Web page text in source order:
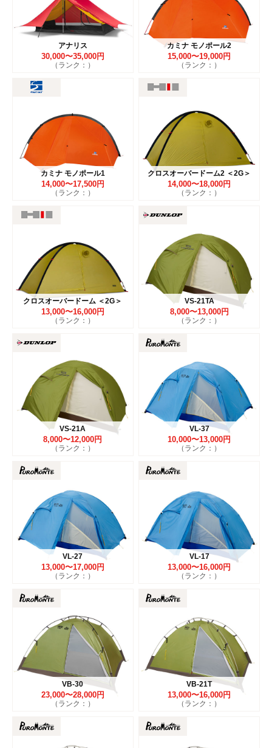
アナリス
30,000〜35,000円
（ランク：）
カミナ モノポール2
15,000〜19,000円
（ランク：）
カミナ モノポール1
14,000〜17,500円
（ランク：）
クロスオーバードーム2 ＜2G＞
14,000〜18,000円
（ランク：）
クロスオーバードーム ＜2G＞
13,000〜16,000円
（ランク：）
VS-21TA
8,000〜13,000円
（ランク：）
VS-21A
8,000〜12,000円
（ランク：）
VL-37
10,000〜13,000円
（ランク：）
VL-27
13,000〜17,000円
（ランク：）
VL-17
13,000〜16,000円
（ランク：）
VB-30
23,000〜28,000円
（ランク：）
VB-21T
13,000〜16,000円
（ランク：）